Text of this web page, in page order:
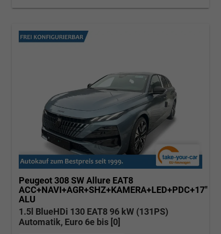
Peugeot 308 SWAllure EAT8
ACC+NAVI+AGR+SHZ+KAMERA+LED+PDC+17"
ALU
1.5l BlueHDi 130 EAT8 96 kW (131PS)
Automatik, Euro 6e bis [0]